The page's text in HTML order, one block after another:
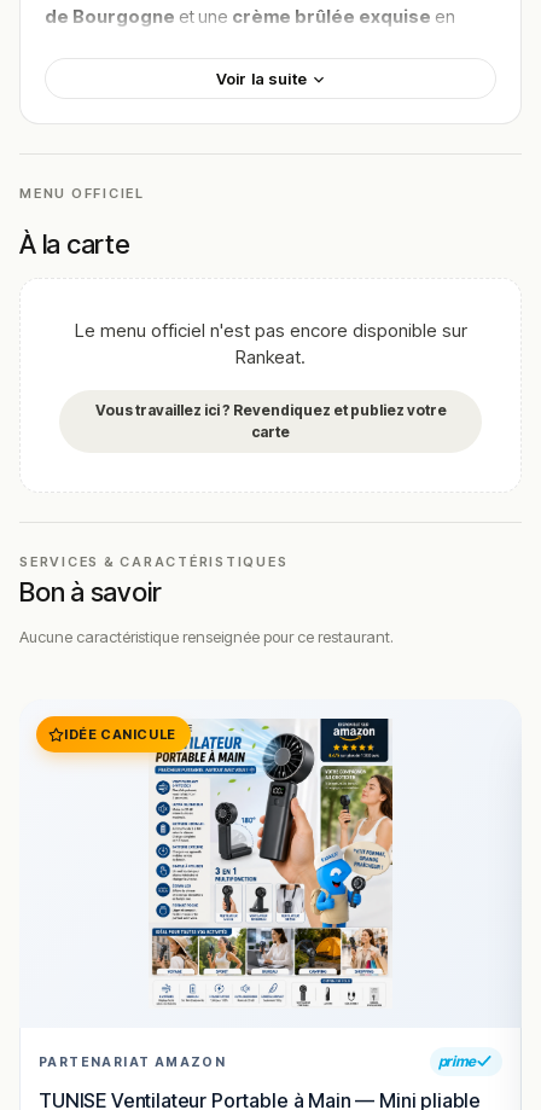
de Bourgogne et une crème brûlée exquise en
frais de haute qualité pour une expérience culinaire
inoubliable. Pourtrouver le meilleur plat de Le
Bistro Volney, venez découvrir par vous-même ce que
les fines bouches rennaises recommandent
validation humaine.
Cette description peut contenir des erreurs, n'hésitez pas à
établissement
Voir la suite
MENU OFFICIEL
À la carte
Le menu officiel n'est pas encore disponible sur
Rankeat.
Vous travaillez ici ? Revendiquez et publiez votre
carte
SERVICES & CARACTÉRISTIQUES
Bon à savoir
Aucune caractéristique renseignée pour ce restaurant.
IDÉE CANICULE
PARTENARIAT AMAZON prime
TUNISE Ventilateur Portable à Main — Mini pliable